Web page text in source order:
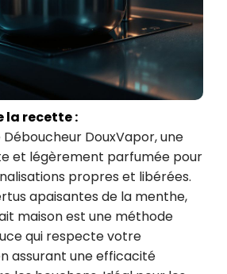
la recette :
DouxVapor, une
et légèrement parfumée pour
propres et libérées.
apaisantes de la menthe,
maison est une méthode
qui respecte votre
assurant une efficacité